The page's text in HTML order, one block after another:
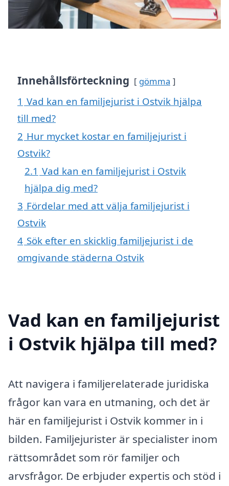
Innehållsförteckning gömma
1 Vad kan en familjejurist i Ostvik hjälpa
till med?
2 Hur mycket kostar en familjejurist i
Ostvik?
2.1 Vad kan en familjejurist i Ostvik
hjälpa dig med?
3 Fördelar med att välja familjejurist i
Ostvik
4 Sök efter en skicklig familjejurist i de
omgivande städerna Ostvik
Vad kan en familjejurist
i Ostvik hjälpa till med?
Att navigera i familjerelaterade juridiska
frågor kan vara en utmaning, och det är
här en familjejurist i Ostvik kommer in i
bilden. Familjejurister är specialister inom
rättsområdet som rör familjer och
arvsfrågor. De erbjuder expertis och stöd i